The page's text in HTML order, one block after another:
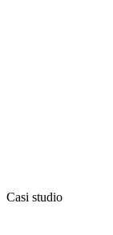
Casi studio